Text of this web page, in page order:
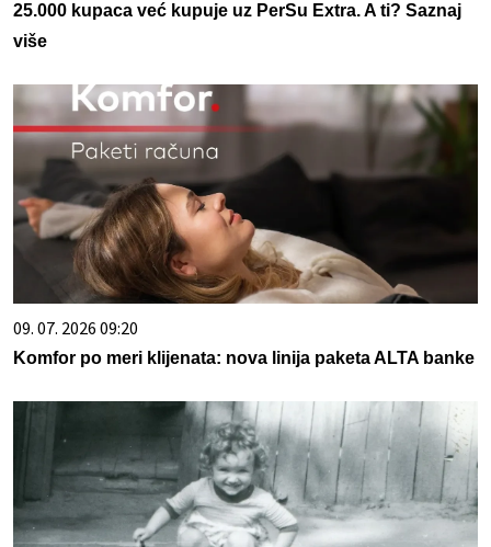
25.000 kupaca već kupuje uz PerSu Extra. A ti? Saznaj
više
09. 07. 2026 09:20
Komfor po meri klijenata: nova linija paketa ALTA banke